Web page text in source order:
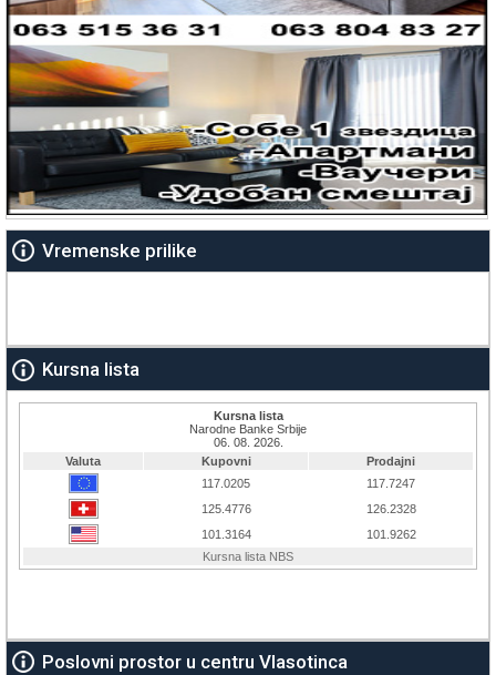
Vremenske prilike
Kursna lista
Poslovni prostor u centru Vlasotinca